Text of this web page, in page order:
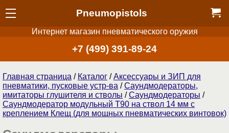
Pneumopistols
Интернет магазин пневматического оружия
+7 (499) 391-89-24
Главная страница / Каталог /Аксессуары и ЗИП для
пневматики, пусковые устр-ва /Саундмодераторы,
имитаторы глушителя и стволы /Саундмодераторы /
Саундмодератор модульный T90 на ствол 14 мм с
креплением Клещ (для мощных пневматических винтовок)